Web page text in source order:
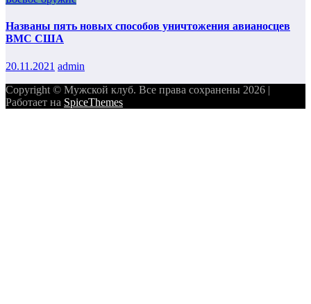
Названы пять новых способов уничтожения авианосцев
ВМС США
20.11.2021 admin
Copyright © Мужской клуб. Все права сохранены 2026 |
Работает на SpiceThemes